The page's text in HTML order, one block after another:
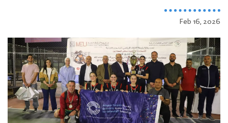
Feb 16, 2026